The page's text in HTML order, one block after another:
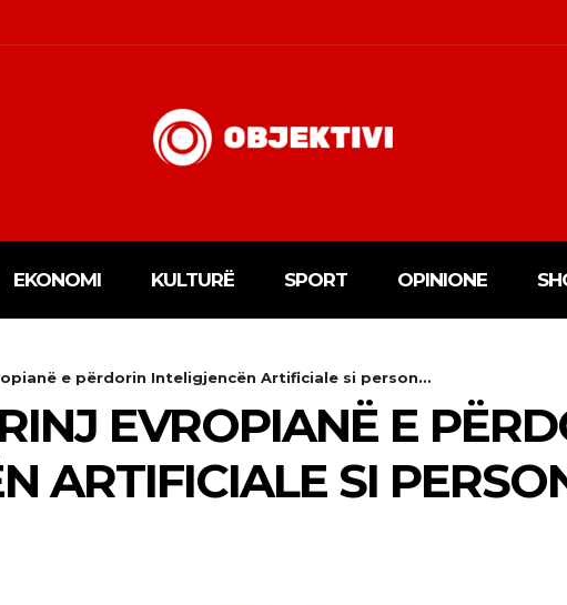
EKONOMI KULTURË SPORT OPINIONE
e përdorin Inteligjencën Artificiale si person...
EVROPIANË E
ARTIFICIALE SI